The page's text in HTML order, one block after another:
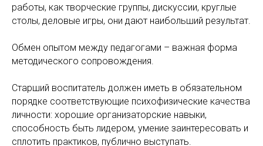
работы, как творческие группы, дискуссии, круглые
столы, деловые игры, они дают наибольший результат.
Обмен опытом между педагогами – важная форма
методического сопровождения.
Старший воспитатель должен иметь в обязательном
порядке соответствующие психофизические качества
личности: хорошие организаторские навыки,
способность быть лидером, умение заинтересовать и
сплотить практиков, публично выступать.